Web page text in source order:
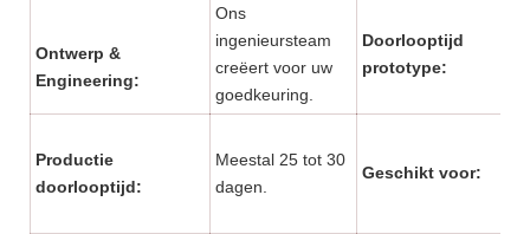
Ontwerp &
Engineering:
Ons
ingenieursteam
creëert voor uw
goedkeuring.
Doorlooptijd
prototype:
Productie
doorlooptijd:
Meestal 25 tot 30
dagen.
Geschikt voor: